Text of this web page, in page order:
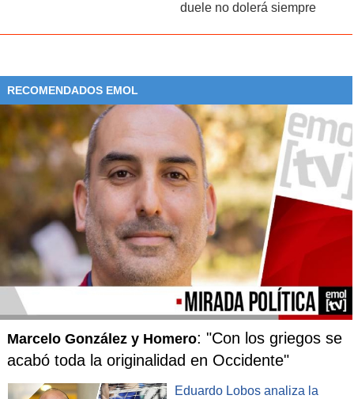
duele no dolerá siempre
RECOMENDADOS EMOL
Marcelo González y Homero: "Con los griegos se
acabó toda la originalidad en Occidente"
Eduardo Lobos analiza la